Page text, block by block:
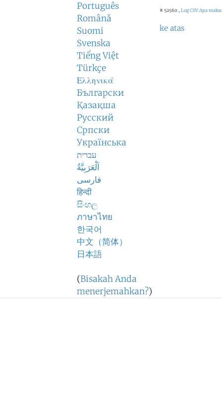
Português
Română
Suomi
Svenska
Tiếng Việt
Türkçe
Ελληνικά
Български
Қазақша
Русский
Српски
Українська
עברית
اَلْعَرَبِيَّةُ
فارسی
हिन्दी
සිංහල
ภาษาไทย
한국어
中文（简体）
日本語
(Bisakah Anda
menerjemahkan?)
# 52560 , Log CSVApa
ke atas